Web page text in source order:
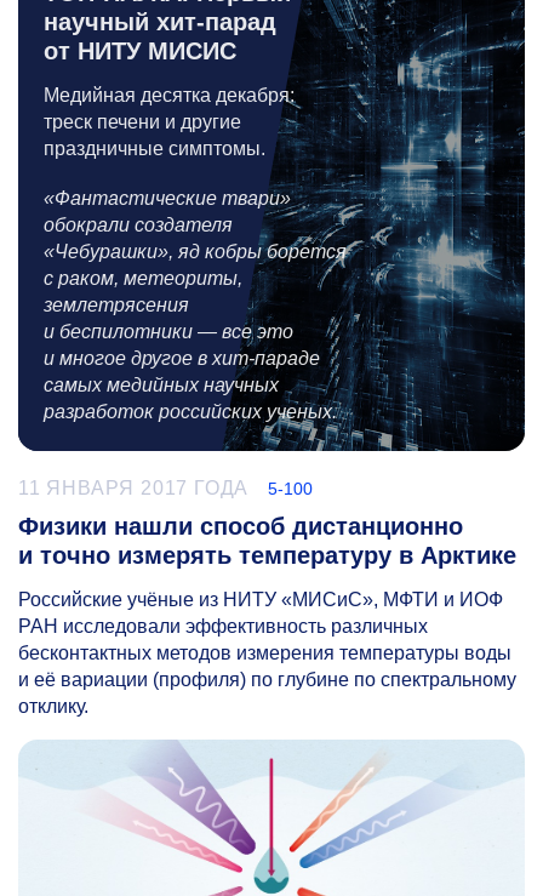
научный хит-парад
от НИТУ МИСИС
Медийная десятка декабря:
треск печени и другие
праздничные симптомы.
«Фантастические твари»
обокрали создателя
«Чебурашки», яд кобры борется
с раком, метеориты,
землетрясения
и беспилотники — все это
и многое другое в хит-параде
самых медийных научных
разработок российских ученых.
11 ЯНВАРЯ 2017 ГОДА 5-100
Физики нашли способ дистанционно
и точно измерять температуру в Арктике
Российские учёные из НИТУ «МИСиС», МФТИ и ИОФ
РАН исследовали эффективность различных
бесконтактных методов измерения температуры воды
и её вариации (профиля) по глубине по спектральному
отклику.